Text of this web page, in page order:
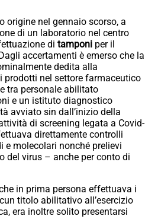
origine nel gennaio scorso, a
di un laboratorio nel centro
di tamponi per il
accertamenti è emerso che la
dedita alla
prodotti nel settore farmaceutico
tra personale abilitato
e un istituto diagnostico
avviato sin dall’inizio della
di screening legata a Covid-
direttamente controlli
molecolari nonché prelievi
del virus – anche per conto di
in prima persona effettuava i
titolo abilitativo all’esercizio
era inoltre solito presentarsi